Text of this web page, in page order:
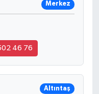
Merkez
46 76
Altıntaş